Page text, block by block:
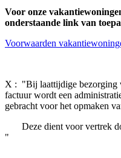
Voor onze
onderstaande link van
Voorwaarden
X : "Bij laattijdige bezorging
factuur wordt een
gebracht voor het opmaken
Deze dient voor vertrek
"